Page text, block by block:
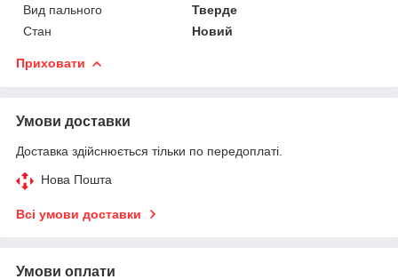
Вид пального
Тверде
Стан
Новий
Приховати
Умови доставки
Доставка здійснюється тільки по передоплаті.
Нова Пошта
Всі умови доставки
Умови оплати